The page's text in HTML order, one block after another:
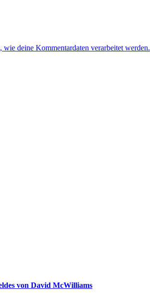
wie deine Kommentardaten verarbeitet werden.
von David McWilliams